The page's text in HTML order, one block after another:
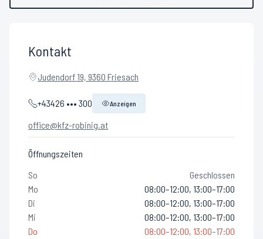
Kontakt
Judendorf 19, 9360 Friesach
+43426 ••• 300 Anzeigen
office@kfz-robinig.at
Öffnungszeiten
So
Geschlossen
Mo
08:00–12:00, 13:00–17:00
Di
08:00–12:00, 13:00–17:00
Mi
08:00–12:00, 13:00–17:00
Do
08:00–12:00, 13:00–17:00